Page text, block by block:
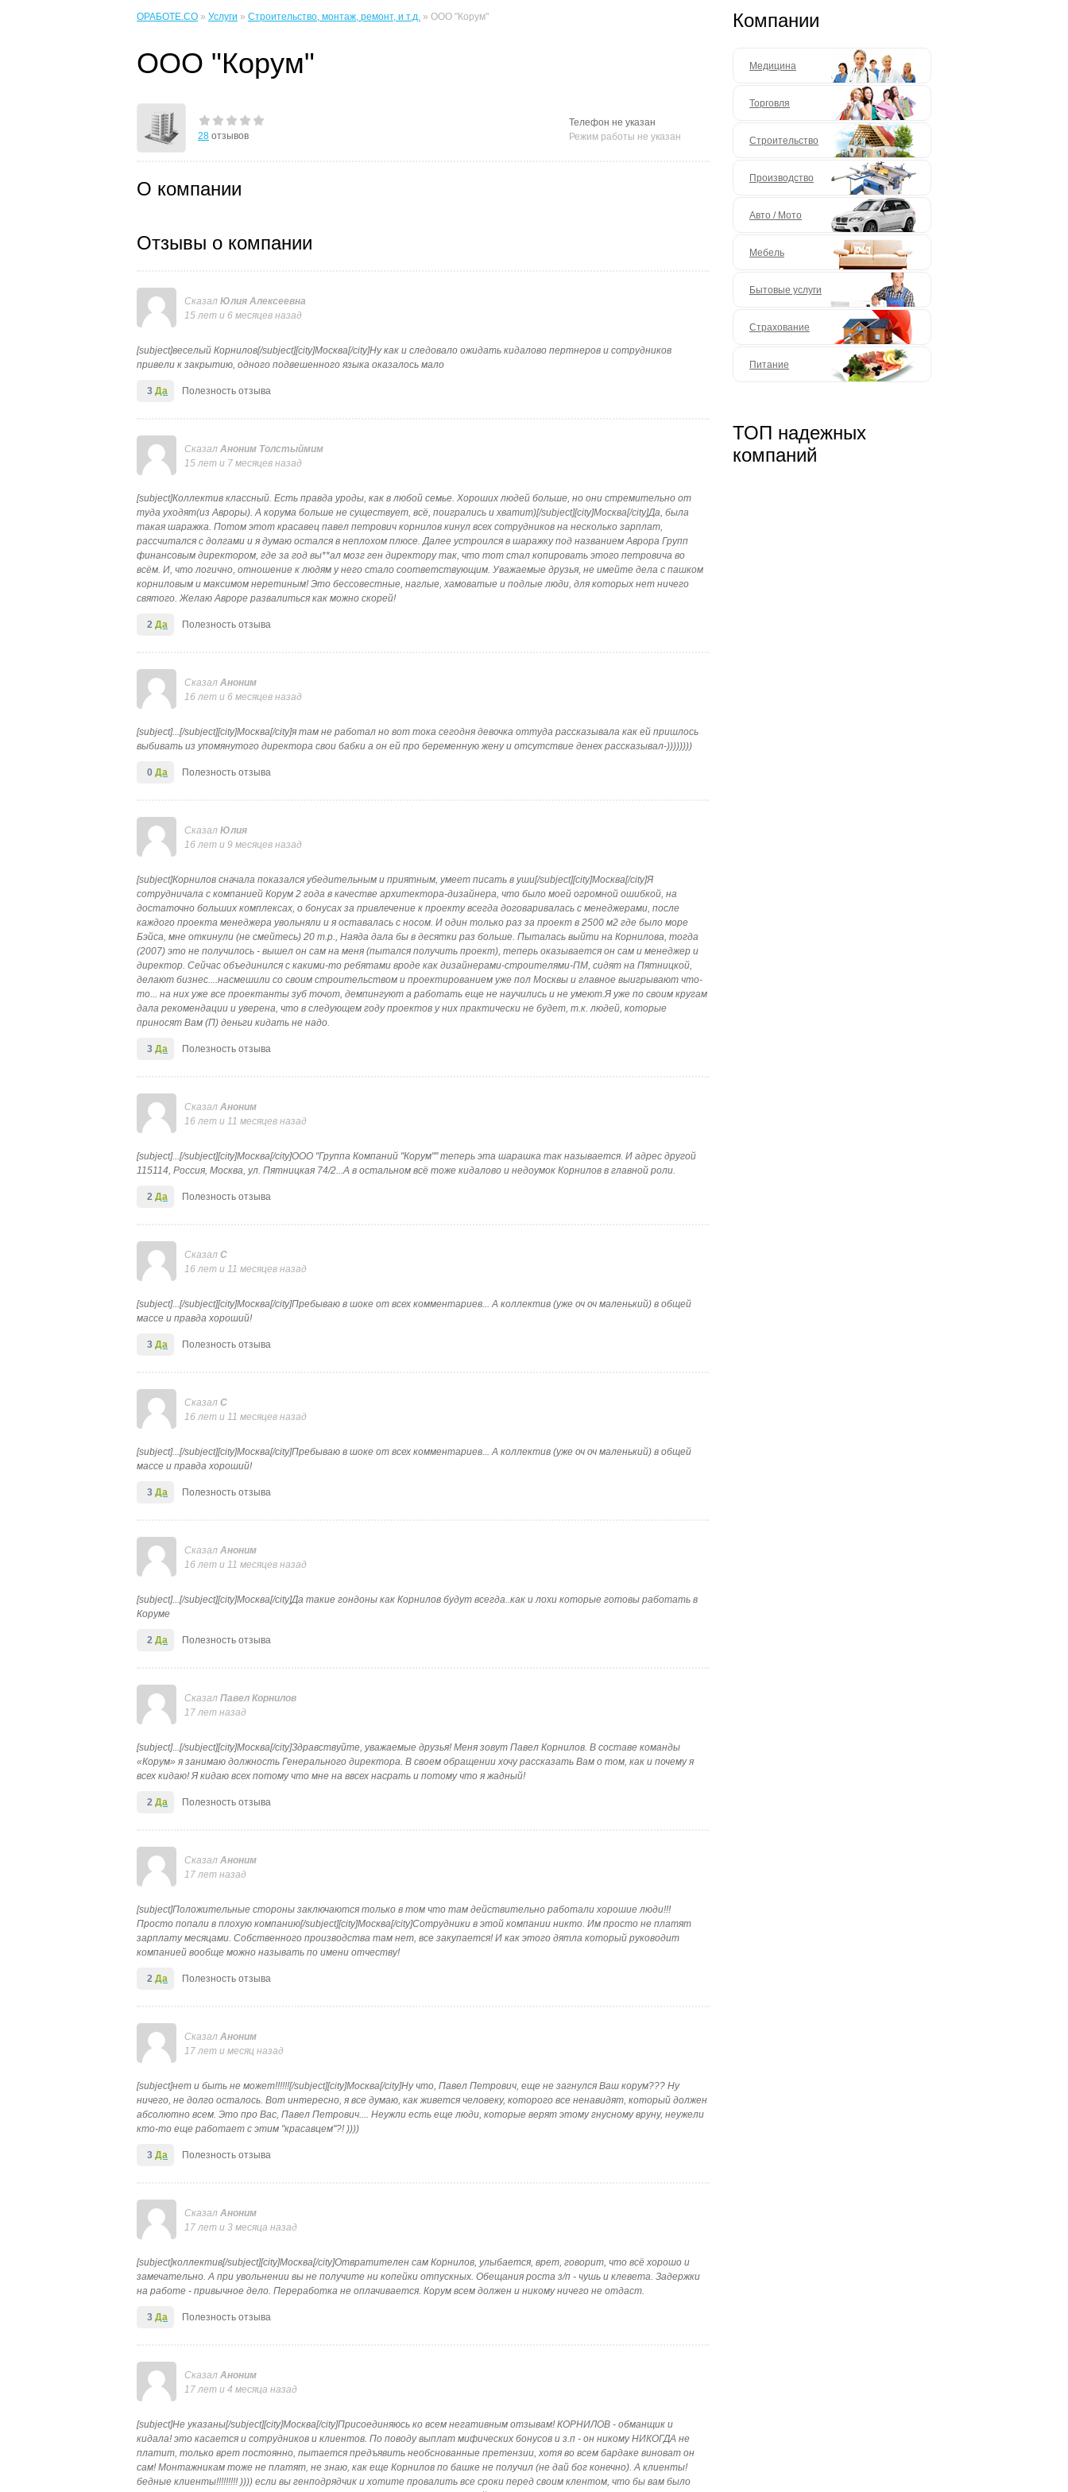
ОРАБОТЕ.CO » Услуги » Строительство, монтаж, ремонт, и т.д. » ООО "Корум"
ООО "Корум"
28 отзывов
Телефон не указан
Режим работы не указан
О компании
Отзывы о компании
Сказал Юлия Алексеевна
15 лет и 6 месяцев назад
[subject]веселый Корнилов[/subject][city]Москва[/city]Ну как и следовало ожидать кидалово пертнеров и сотрудников
привели к закрытию, одного подвешенного языка оказалось мало
Полезность отзыва
3 Да
Сказал Аноним Толстыймим
15 лет и 7 месяцев назад
[subject]Коллектив классный. Есть правда уроды, как в любой семье. Хороших людей больше, но они стремительно от
туда уходят(из Авроры). А корума больше не существует, всё, поигрались и хватит)[/subject][city]Москва[/city]Да, была
такая шаражка. Потом этот красавец павел петрович корнилов кинул всех сотрудников на несколько зарплат,
рассчитался с долгами и я думаю остался в неплохом плюсе. Далее устроился в шаражку под названием Аврора Групп
финансовым директором, где за год вы**ал мозг ген директору так, что тот стал копировать этого петровича во
всём. И, что логично, отношение к людям у него стало соответствующим. Уважаемые друзья, не имейте дела с пашком
корниловым и максимом неретиным! Это бессовестные, наглые, хамоватые и подлые люди, для которых нет ничего
святого. Желаю Авроре развалиться как можно скорей!
Полезность отзыва
2 Да
Сказал Аноним
16 лет и 6 месяцев назад
[subject]...[/subject][city]Москва[/city]я там не работал но вот тока сегодня девочка оттуда рассказывала как ей пришлось
выбивать из упомянутого директора свои бабки а он ей про беременную жену и отсутствие денех рассказывал-))))))))
Полезность отзыва
0 Да
Сказал Юлия
16 лет и 9 месяцев назад
[subject]Корнилов сначала показался убедительным и приятным, умеет писать в уши[/subject][city]Москва[/city]Я
сотрудничала с компанией Корум 2 года в качестве архитектора-дизайнера, что было моей огромной ошибкой, на
достаточно больших комплексах, о бонусах за привлечение к проекту всегда договаривалась с менеджерами, после
каждого проекта менеджера увольняли и я оставалась с носом. И один только раз за проект в 2500 м2 где было море
Бэйса, мне откинули (не смейтесь) 20 т.р., Наяда дала бы в десятки раз больше. Пыталась выйти на Корнилова, тогда
(2007) это не получилось - вышел он сам на меня (пытался получить проект), теперь оказывается он сам и менеджер и
директор. Сейчас объединился с какими-то ребятами вроде как дизайнерами-строителями-ПМ, сидят на Пятницкой,
делают бизнес....насмешили со своим строительством и проектированием уже пол Москвы и главное выигрывают что-
то... на них уже все проектанты зуб точот, демпингуют а работать еще не научились и не умеют.Я уже по своим кругам
дала рекомендации и уверена, что в следующем году проектов у них практически не будет, т.к. людей, которые
приносят Вам (П) деньги кидать не надо.
Полезность отзыва
3 Да
Сказал Аноним
16 лет и 11 месяцев назад
[subject]...[/subject][city]Москва[/city]ООО "Группа Компаний "Корум"" теперь эта шарашка так называется. И адрес другой
115114, Россия, Москва, ул. Пятницкая 74/2...А в остальном всё тоже кидалово и недоумок Корнилов в главной роли.
Полезность отзыва
2 Да
Сказал С
16 лет и 11 месяцев назад
[subject]...[/subject][city]Москва[/city]Пребываю в шоке от всех комментариев... А коллектив (уже оч оч маленький) в общей
массе и правда хороший!
Полезность отзыва
3 Да
Сказал С
16 лет и 11 месяцев назад
[subject]...[/subject][city]Москва[/city]Пребываю в шоке от всех комментариев... А коллектив (уже оч оч маленький) в общей
массе и правда хороший!
Полезность отзыва
3 Да
Сказал Аноним
16 лет и 11 месяцев назад
[subject]...[/subject][city]Москва[/city]Да такие гондоны как Корнилов будут всегда..как и лохи которые готовы работать в
Коруме
Полезность отзыва
2 Да
Сказал Павел Корнилов
17 лет назад
[subject]...[/subject][city]Москва[/city]Здравствуйте, уважаемые друзья! Меня зовут Павел Корнилов. В составе команды
«Корум» я занимаю должность Генерального директора. В своем обращении хочу рассказать Вам о том, как и почему я
всех кидаю! Я кидаю всех потому что мне на ввсех насрать и потому что я жадный!
Полезность отзыва
2 Да
Сказал Аноним
17 лет назад
[subject]Положительные стороны заключаются только в том что там действительно работали хорошие люди!!!
Просто попали в плохую компанию[/subject][city]Москва[/city]Сотрудники в этой компании никто. Им просто не платят
зарплату месяцами. Собственного производства там нет, все закупается! И как этого дятла который руководит
компанией вообще можно называть по имени отчеству!
Полезность отзыва
2 Да
Сказал Аноним
17 лет и месяц назад
[subject]нет и быть не может!!!!!![/subject][city]Москва[/city]Ну что, Павел Петрович, еще не загнулся Ваш корум??? Ну
ничего, не долго осталось. Вот интересно, я все думаю, как живется человеку, которого все ненавидят, который должен
абсолютно всем. Это про Вас, Павел Петрович.... Неужли есть еще люди, которые верят этому гнусному вруну, неужели
кто-то еще работает с этим "красавцем"?! ))))
Полезность отзыва
3 Да
Сказал Аноним
17 лет и 3 месяца назад
[subject]коллектив[/subject][city]Москва[/city]Отвратителен сам Корнилов, улыбается, врет, говорит, что всё хорошо и
замечательно. А при увольнении вы не получите ни копейки отпускных. Обещания роста з/п - чушь и клевета. Задержки
на работе - привычное дело. Переработка не оплачивается. Корум всем должен и никому ничего не отдаст.
Полезность отзыва
3 Да
Сказал Аноним
17 лет и 4 месяца назад
[subject]Не указаны[/subject][city]Москва[/city]Присоединяюсь ко всем негативным отзывам! КОРНИЛОВ - обманщик и
кидала! это касается и сотрудников и клиентов. По поводу выплат мифических бонусов и з.п - он никому НИКОГДА не
платит, только врет постоянно, пытается предъявить необснованные претензии, хотя во всем бардаке виноват он
сам! Монтажникам тоже не платят, не знаю, как еще Корнилов по башке не получил (не дай бог конечно). А клиенты!
бедные клиенты!!!!!!!!! )))) если вы генподрядчик и хотите провалить все сроки перед своим клентом, что бы вам было
Компании
Медицина
Торговля
Строительство
Производство
Авто / Мото
Мебель
Бытовые услуги
Страхование
Питание
ТОП надежных
компаний